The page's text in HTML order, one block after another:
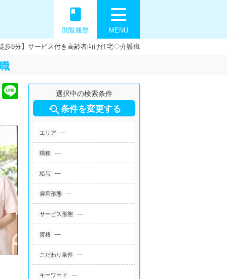
MENU
book
閲覧履歴
歩8分】サービス付き高齢者向け住宅◇介護職
選択中の検索条件
条件を変更する
エリア ---
職種 ---
給与 ---
雇用形態 ---
サービス形態 ---
資格 ---
こだわり条件 ---
キーワード ---